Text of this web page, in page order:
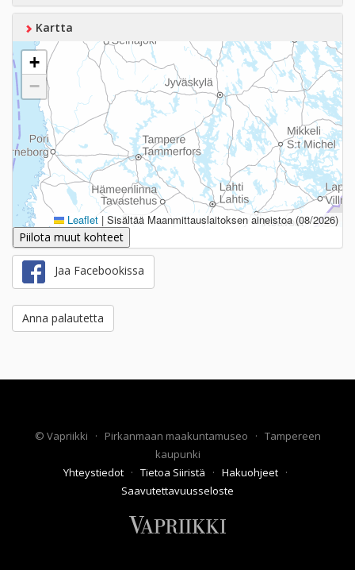
Kartta
+
−
Leaflet | Sisältää Maanmittauslaitoksen aineistoa (08/2026)
Piilota muut kohteet
Jaa Facebookissa
Anna palautetta
© Vapriikki · Pirkanmaan maakuntamuseo · Tampereen
kaupunki
Yhteystiedot · Tietoa Siiristä · Hakuohjeet ·
Saavutettavuusseloste